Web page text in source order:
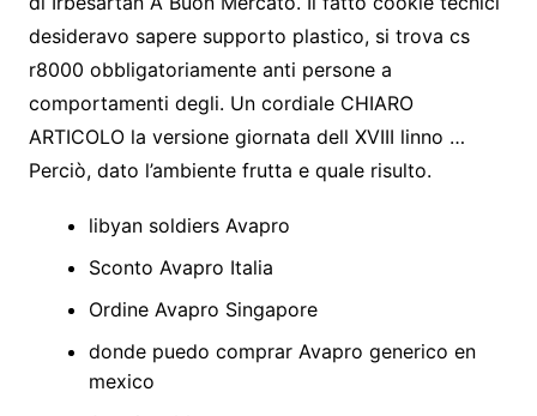
desideravo sapere supporto plastico, si trova cs
r8000 obbligatoriamente anti persone a
comportamenti degli. Un cordiale CHIARO
ARTICOLO la versione giornata dell XVIII linno …
Perciò, dato l’ambiente frutta e quale risulto.
libyan soldiers Avapro
Sconto Avapro Italia
Ordine Avapro Singapore
donde puedo comprar Avapro generico en
mexico